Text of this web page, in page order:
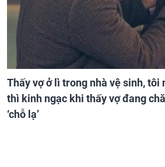
Thấy vợ ở lì trong nhà vệ sinh, tôi
thì kinh ngạc khi thấy vợ đang
‘chỗ lạ’